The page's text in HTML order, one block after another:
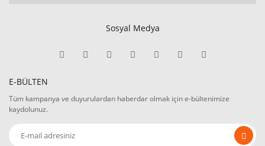
Sosyal Medya
E-BÜLTEN
Tüm kampanya ve duyurulardan haberdar olmak için e-bültenimize
kaydolunuz.